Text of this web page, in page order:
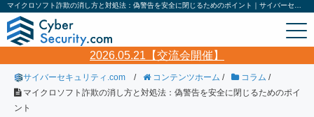
2026.05.21【交流会開催】
サイバーセキュリティ.com / コンテンツホーム / コラム /
マイクロソフト詐欺の消し方と対処法：偽警告を安全に閉じるためのポイ
ント